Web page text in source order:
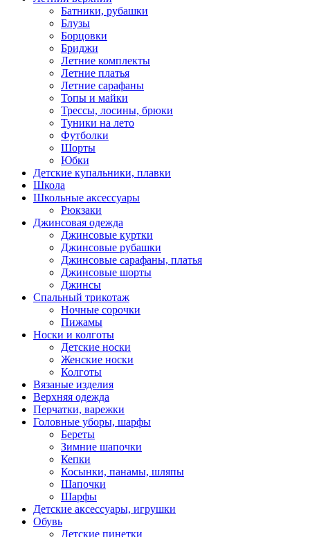
Батники, рубашки
Блузы
Борцовки
Бриджи
Летние комплекты
Летние платья
Летние сарафаны
Топы и майки
Трессы, лосины, брюки
Туники на лето
Футболки
Шорты
Юбки
Детские купальники, плавки
Школа
Школьные аксессуары
Рюкзаки
Джинсовая одежда
Джинсовые куртки
Джинсовые рубашки
Джинсовые сарафаны, платья
Джинсовые шорты
Джинсы
Спальный трикотаж
Ночные сорочки
Пижамы
Носки и колготы
Детские носки
Женские носки
Колготы
Вязаные изделия
Верхняя одежда
Перчатки, варежки
Головные уборы, шарфы
Береты
Зимние шапочки
Кепки
Косынки, панамы, шляпы
Шапочки
Шарфы
Детские аксессуары, игрушки
Обувь
Детские пинетки